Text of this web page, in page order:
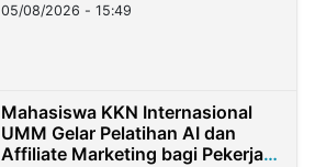
05/08/2026 - 15:49
Mahasiswa KKN Internasional
UMM Gelar Pelatihan AI dan
Affiliate Marketing bagi Pekerja